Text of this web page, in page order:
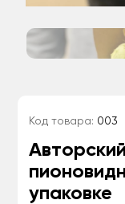
Код товара: 003
упаковке